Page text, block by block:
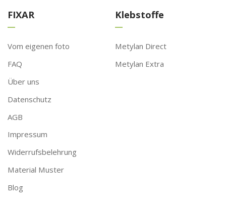
FIXAR
Vom eigenen foto
FAQ
Über uns
Datenschutz
AGB
Impressum
Widerrufsbelehrung
Material Muster
Blog
Klebstoffe
Metylan Direct
Metylan Extra